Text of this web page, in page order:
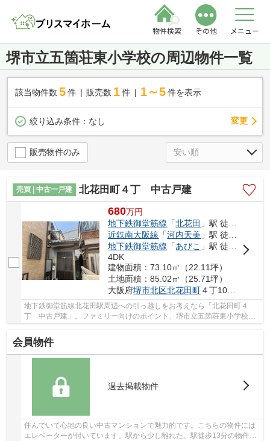
物件検索 その他 メニュー
堺市立五箇荘東小学校の周辺物件一覧
該当物件数 5件 販売数 1 件 1～5 件を表示
絞り込み条件： なし 変更
販売物件のみ
売買 | 中古一戸建 北花田町４丁 中古戸建
680万円
地下鉄御堂筋線 「北花田 」駅 徒歩10分
近鉄南大阪線 「河内天美 」駅 徒歩21分
地下鉄御堂筋線 「あびこ 」駅 徒歩25分
4DK
建物面積：73.10㎡（22.11坪）
土地面積：85.02㎡（25.71坪）
大阪府堺市北区北花田町４丁108-20
地下鉄御堂筋線北花田駅周辺への引っ越しをお考えなら「北花田町４
丁 中古戸建」。ファミリー向けのポイント、堺市立五箇荘東小学校が
会員物件
過去掲載物件
住んでいて心地の良い中古マンションで魅力的です。こちらの物件には
エレベーターが付いています。駅から少し離れた、駅徒歩13分の物件で